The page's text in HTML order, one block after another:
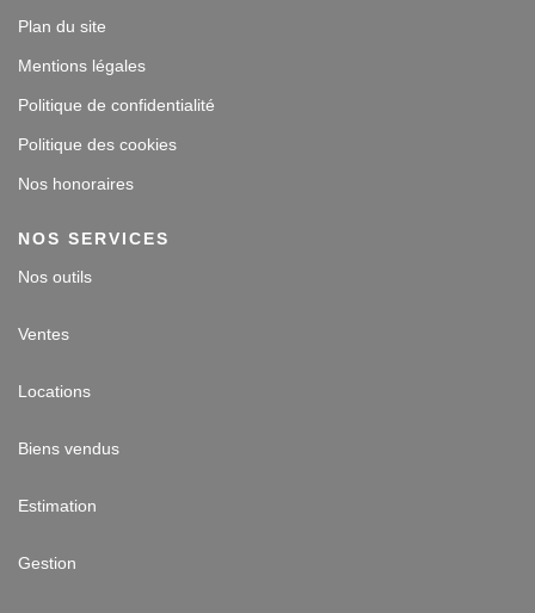
Plan du site
Mentions légales
Politique de confidentialité
Politique des cookies
Nos honoraires
NOS SERVICES
Nos outils
Ventes
Locations
Biens vendus
Estimation
Gestion